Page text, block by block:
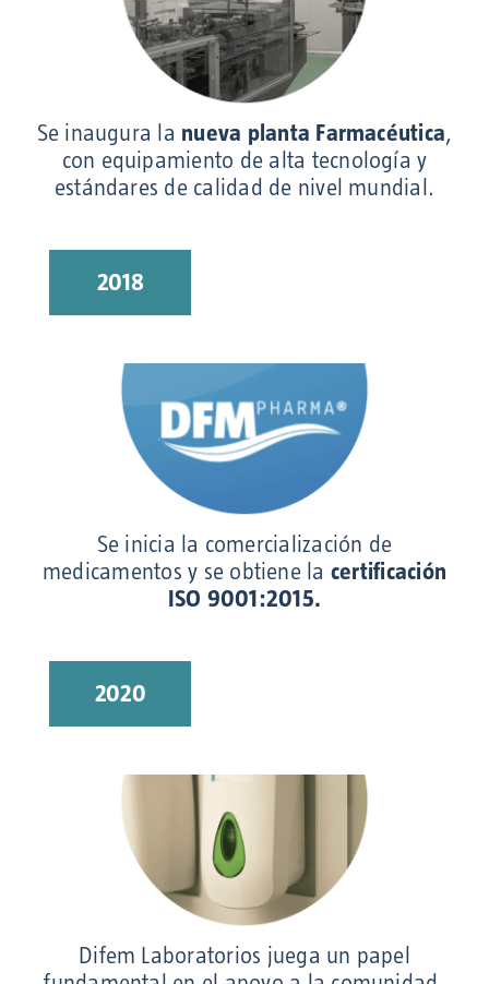
Se inaugura la nueva planta Farmacéutica,
con equipamiento de alta tecnología y
estándares de calidad de nivel mundial.
2018
Se inicia la comercialización de
medicamentos y se obtiene la certificación
ISO 9001:2015.
2020
Difem Laboratorios juega un papel